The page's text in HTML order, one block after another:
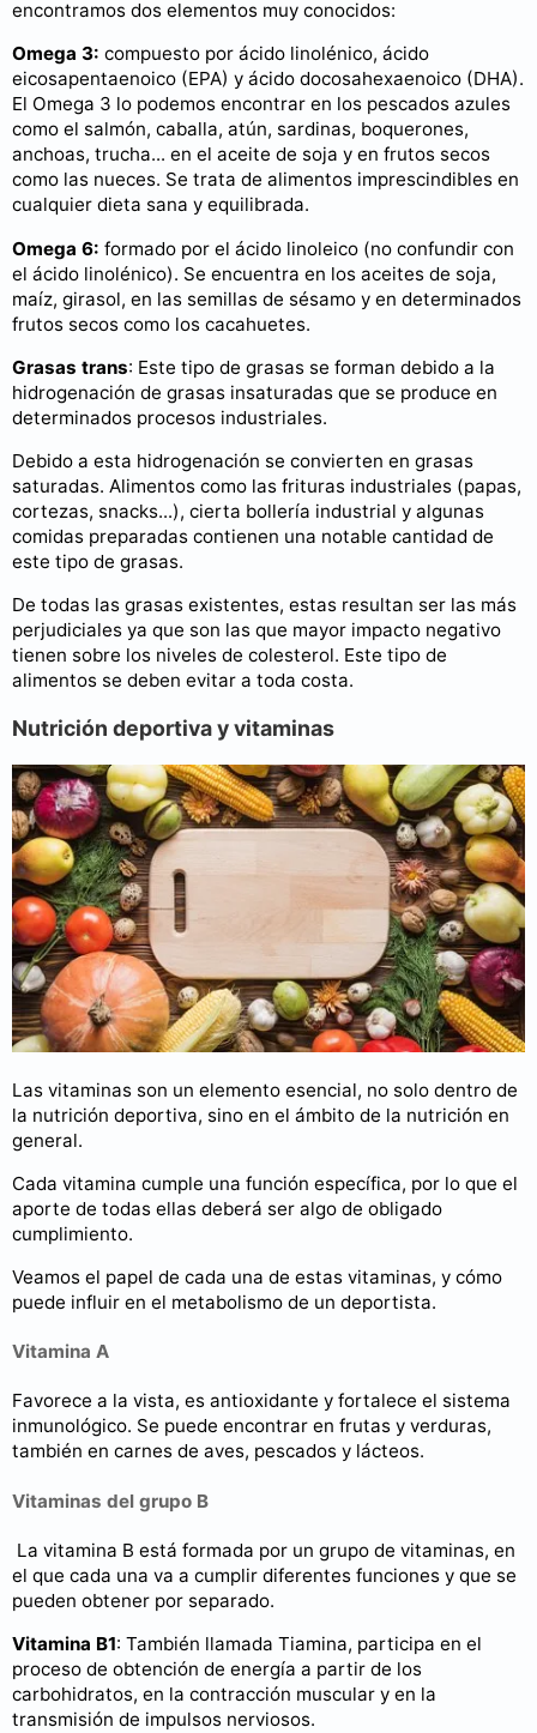
encontramos dos elementos muy conocidos:
Omega 3: compuesto por ácido linolénico, ácido
eicosapentaenoico (EPA) y ácido docosahexaenoico (DHA).
El Omega 3 lo podemos encontrar en los pescados azules
como el salmón, caballa, atún, sardinas, boquerones,
anchoas, trucha... en el aceite de soja y en frutos secos
como las nueces. Se trata de alimentos imprescindibles en
cualquier dieta sana y equilibrada.
Omega 6: formado por el ácido linoleico (no confundir con
el ácido linolénico). Se encuentra en los aceites de soja,
maíz, girasol, en las semillas de sésamo y en determinados
frutos secos como los cacahuetes.
Grasas trans: Este tipo de grasas se forman debido a la
hidrogenación de grasas insaturadas que se produce en
determinados procesos industriales.
Debido a esta hidrogenación se convierten en grasas
saturadas. Alimentos como las frituras industriales (papas,
cortezas, snacks...), cierta bollería industrial y algunas
comidas preparadas contienen una notable cantidad de
este tipo de grasas.
De todas las grasas existentes, estas resultan ser las más
perjudiciales ya que son las que mayor impacto negativo
tienen sobre los niveles de colesterol. Este tipo de
alimentos se deben evitar a toda costa.
Nutrición deportiva y vitaminas
Las vitaminas son un elemento esencial, no solo dentro de
la nutrición deportiva, sino en el ámbito de la nutrición en
general.
Cada vitamina cumple una función específica, por lo que el
aporte de todas ellas deberá ser algo de obligado
cumplimiento.
Veamos el papel de cada una de estas vitaminas, y cómo
puede influir en el metabolismo de un deportista.
Vitamina A
Favorece a la vista, es antioxidante y fortalece el sistema
inmunológico. Se puede encontrar en frutas y verduras,
también en carnes de aves, pescados y lácteos.
Vitaminas del grupo B
La vitamina B está formada por un grupo de vitaminas, en
el que cada una va a cumplir diferentes funciones y que se
pueden obtener por separado.
Vitamina B1: También llamada Tiamina, participa en el
proceso de obtención de energía a partir de los
carbohidratos, en la contracción muscular y en la
transmisión de impulsos nerviosos.